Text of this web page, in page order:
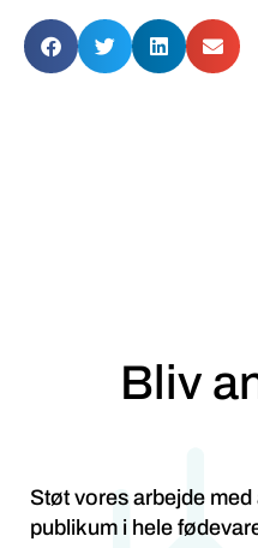
Bliv
Støt vores arbejde
publikum i hele